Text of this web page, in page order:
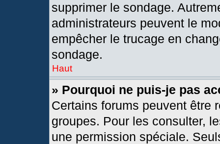
supprimer le sondage.
administrateurs peuvent le
empêcher le trucage en
sondage.
Haut
» Pourquoi ne puis-je pas
Certains forums peuvent être
groupes. Pour les consulter,
une permission spéciale.